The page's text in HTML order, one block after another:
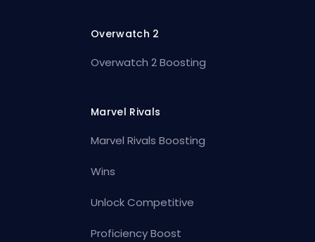
Overwatch 2
Overwatch 2 Boosting
Marvel Rivals
Marvel Rivals Boosting
Wins
Unlock Competitive
Proficiency Boost